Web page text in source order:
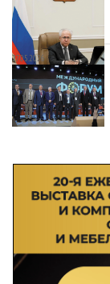
27.05.2026